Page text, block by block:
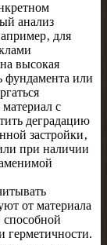
анализ
для
высокая
фундамента или
с
деградацию
застройки‚
при наличии
от материала
способной
герметичности.